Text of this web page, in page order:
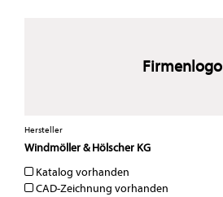
Firmenlogo
Hersteller
Windmöller & Hölscher KG
Katalog vorhanden
CAD-Zeichnung vorhanden